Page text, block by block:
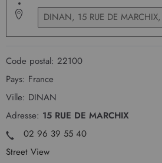
Code postal: 22100
Pays: France
Ville: DINAN
Adresse: 15 RUE DE MARCHIX
02 96 39 55 40
Street View